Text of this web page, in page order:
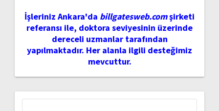
İşleriniz Ankara'da billgatesweb.comşirketi
referansı ile, doktora seviyesinin üzerinde
dereceli uzmanlar tarafından
yapılmaktadır. Her alanla ilgili desteğimiz
mevcuttur.